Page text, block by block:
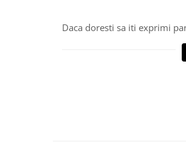
Daca doresti sa iti exprimi